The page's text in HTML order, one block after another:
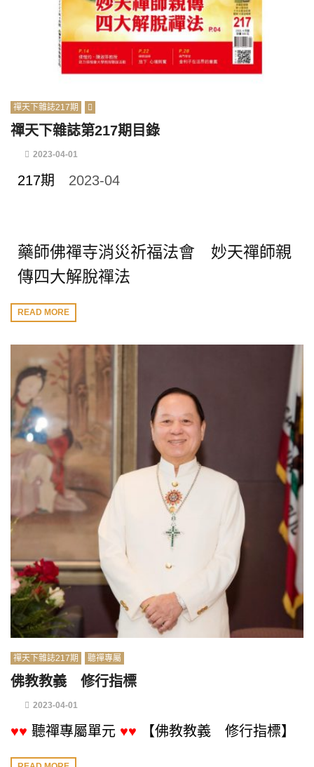
禪天下雜誌217期
禪天下雜誌第217期目錄
2023-04-01
217期 2023-04
藥師佛禪寺消災祈福法會 妙天禪師親
傳四大解脫禪法
READ MORE
禪天下雜誌217期 聽禪專屬
佛教教義 修行指標
2023-04-01
♥♥ 聽禪專屬單元 ♥♥ 【佛教教義 修行指標】